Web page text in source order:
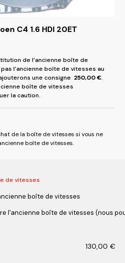
C4 1.6 HDI 20ET
de l’ancienne boîte de
l’ancienne boîte de vitesses au
une consigne 250,00€.
boîte de vitesses
la caution.
de la boîte de vitesses si vous ne
boîte de vitesses.
de vitesses
boîte de vitesses
l'ancienne boîte de vitesses (nous
130,00 €